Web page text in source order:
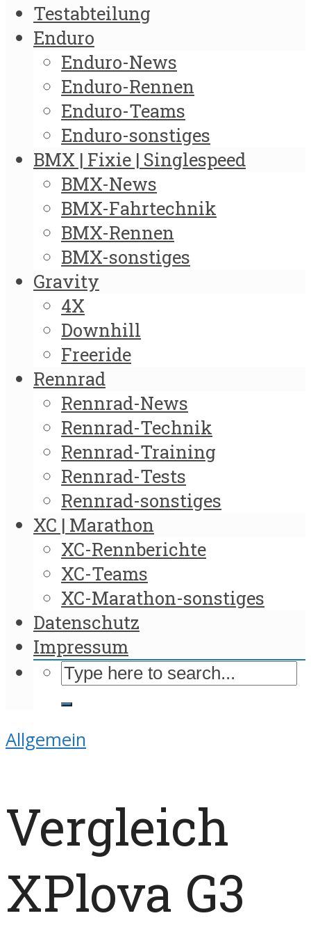
Testabteilung
Enduro
Enduro-News
Enduro-Rennen
Enduro-Teams
Enduro-sonstiges
BMX | Fixie | Singlespeed
BMX-News
BMX-Fahrtechnik
BMX-Rennen
BMX-sonstiges
Gravity
4X
Downhill
Freeride
Rennrad
Rennrad-News
Rennrad-Technik
Rennrad-Training
Rennrad-Tests
Rennrad-sonstiges
XC | Marathon
XC-Rennberichte
XC-Teams
XC-Marathon-sonstiges
Datenschutz
Impressum
Allgemein
Vergleich
XPlova G3